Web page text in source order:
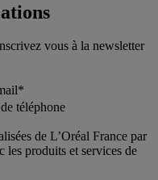
vous à la newsletter
*
téléphone
de L’Oréal France par
les produits et services de